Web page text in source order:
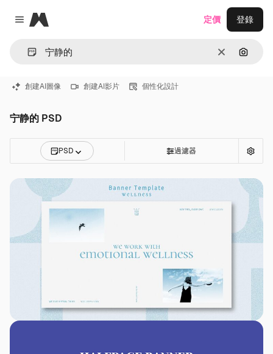
Close menu
Magnific
清除 通過圖
定價 登錄
創建AI圖像 創建AI影片 個性化設計
宁静的 PSD
PSD 過濾器